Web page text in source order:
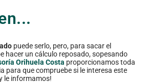
puede serlo, pero, para sacar el
hacer un cálculo reposado, sopesando
Orihuela Costa proporcionamos toda
para que compruebe si le interesa este
le informamos!